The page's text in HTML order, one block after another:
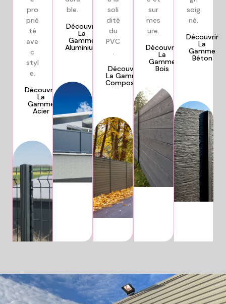
pro
prié
té
ave
c
styl
e.
Découvrir
La
Gamme
Acier
ble.
Découvrir
La
Gamme
Aluminium
soli
dité
du
PVC
.
Découvrir
La Gamme
Composite
sur
mes
ure.
Découvrir
La
Gamme
Bois
soig
né.
Découvrir
La
Gamme
Béton